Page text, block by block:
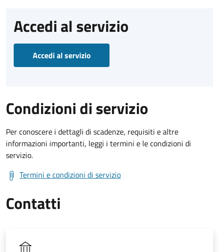
Accedi al servizio
Accedi al servizio
Condizioni di servizio
Per conoscere i dettagli di scadenze, requisiti e altre
informazioni importanti, leggi i termini e le condizioni di
servizio.
Termini e condizioni di servizio
Contatti